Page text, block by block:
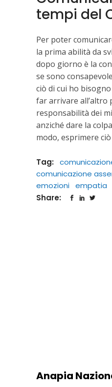
tempi del
Per poter
la prima abilità da
dopo giorno è la
se sono
ciò di cui ho
far arrivare all’altro
responsabilità dei
anziché dare la
modo, esprimere ciò
Tag:
comunicazione
emozioni empatia
Share:
Anapia